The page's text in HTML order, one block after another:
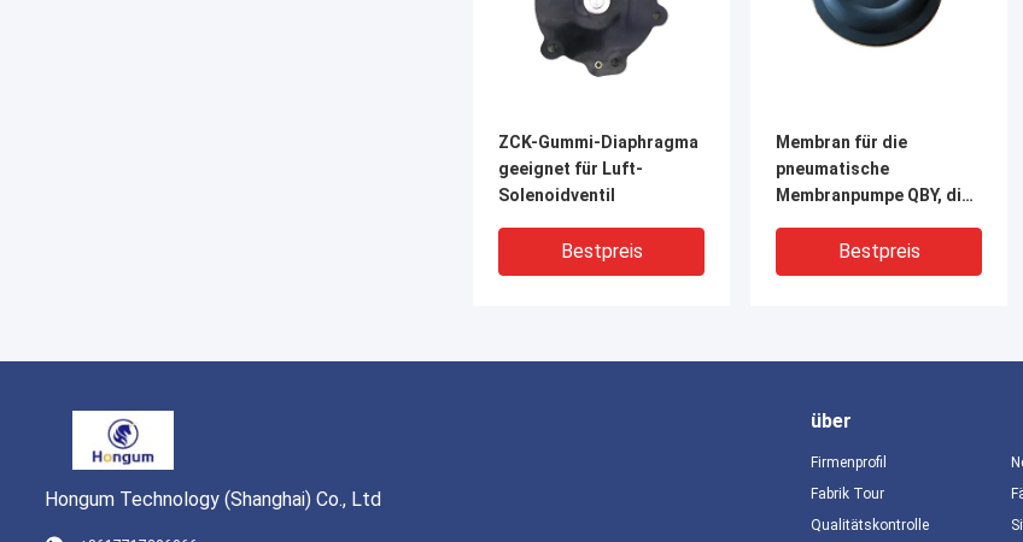
ZCK-Gummi-Diaphragma
geeignet für Luft-
Solenoidventil
Bestpreis
Membran für die
pneumatische
Membranpumpe QBY, die
Bestpreis
VIDEO
Hongum Technology (Shanghai) Co., Ltd
über
Firmenprofil
Fabrik Tour
Qualitätskontrolle